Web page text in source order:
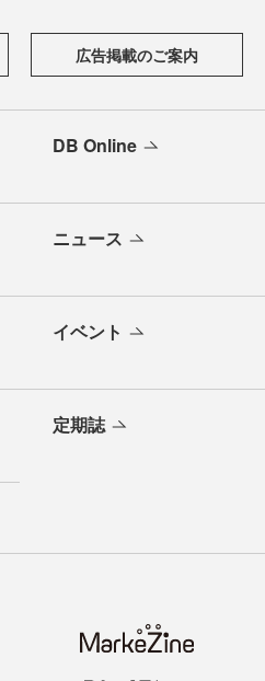
広告掲載のご案内
DB Online
ニュース
イベント
定期誌